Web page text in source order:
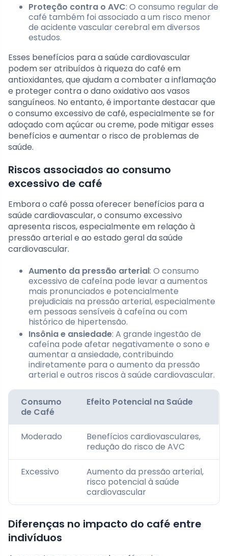
Proteção contra o AVC: O consumo regular de
café também foi associado a um risco menor
de acidente vascular cerebral em diversos
estudos.
Esses benefícios para a saúde cardiovascular
podem ser atribuídos à riqueza do café em
antioxidantes, que ajudam a combater a inflamação
e proteger contra o dano oxidativo aos vasos
sanguíneos. No entanto, é importante destacar que
o consumo excessivo de café, especialmente se for
adoçado com açúcar ou creme, pode mitigar esses
benefícios e aumentar o risco de problemas de
saúde.
Riscos associados ao consumo
excessivo de café
Embora o café possa oferecer benefícios para a
saúde cardiovascular, o consumo excessivo
apresenta riscos, especialmente em relação à
pressão arterial e ao estado geral da saúde
cardiovascular.
Aumento da pressão arterial: O consumo
excessivo de cafeína pode levar a aumentos
mais pronunciados e potencialmente
prejudiciais na pressão arterial, especialmente
em pessoas sensíveis à cafeína ou com
histórico de hipertensão.
Insônia e ansiedade: A grande ingestão de
cafeína pode afetar negativamente o sono e
aumentar a ansiedade, contribuindo
indiretamente para o aumento da pressão
arterial e outros riscos à saúde cardiovascular.
Consumo
de Café
Efeito Potencial na Saúde
Moderado
Benefícios cardiovasculares,
redução do risco de AVC
Excessivo
Aumento da pressão arterial,
risco potencial à saúde
cardiovascular
Diferenças no impacto do café entre
indivíduos